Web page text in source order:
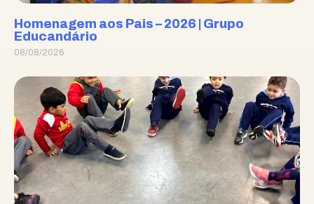
Homenagem aos Pais – 2026 | Grupo
Educandário
08/08/2026